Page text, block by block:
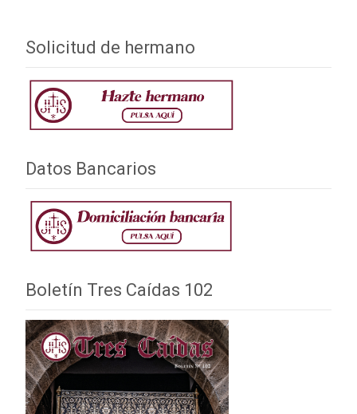
Solicitud de hermano
Datos Bancarios
Boletín Tres Caídas 102